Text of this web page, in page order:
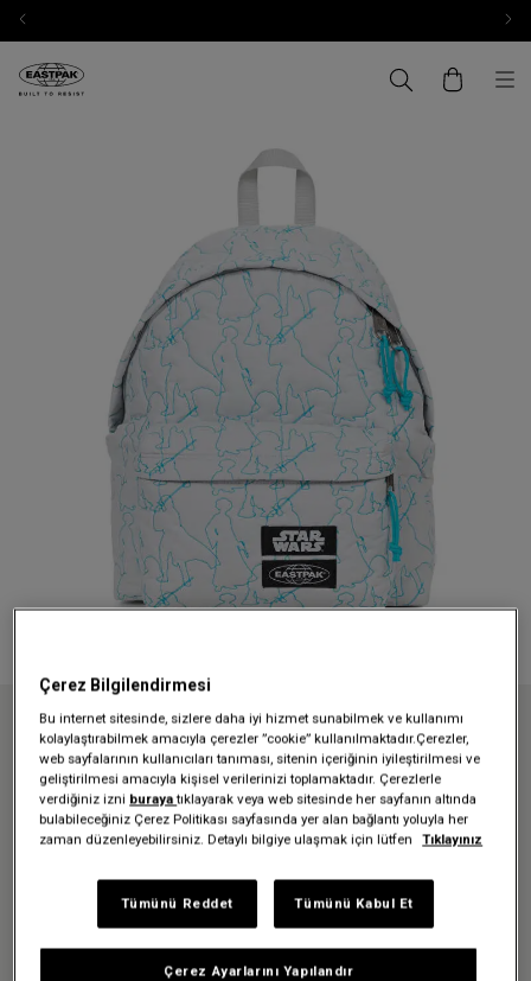
Anasayfa Sırt Çantaları
Okul çantaları
STAR WARS X EASTPAK PADDED PAK'R SW LIGHT SIDE SIRT ÇANTASI
STAR WARS X EASTPAK
PADDED PAK'R SW LIGHT SIDE
SIRT ÇANTASI
4.199,30 TL
5.999,00 TL -%30
Çerez Bilgilendirmesi
Bu internet sitesinde, sizlere daha iyi hizmet sunabilmek ve kullanımı
kolaylaştırabilmek amacıyla çerezler ”cookie” kullanılmaktadır.Çerezler,
web sayfalarının kullanıcıları tanıması, sitenin içeriğinin iyileştirilmesi ve
geliştirilmesi amacıyla kişisel verilerinizi toplamaktadır. Çerezlerle
verdiğiniz izni burayatıklayarak veya web sitesinde her sayfanın altında
bulabileceğiniz Çerez Politikası sayfasında yer alan bağlantı yoluyla her
zaman düzenleyebilirsiniz. Detaylı bilgiye ulaşmak için lütfen
Tıklayınız
Çerez Ayarlarını Yapılandır
Tümünü Reddet Tümünü Kabul Et